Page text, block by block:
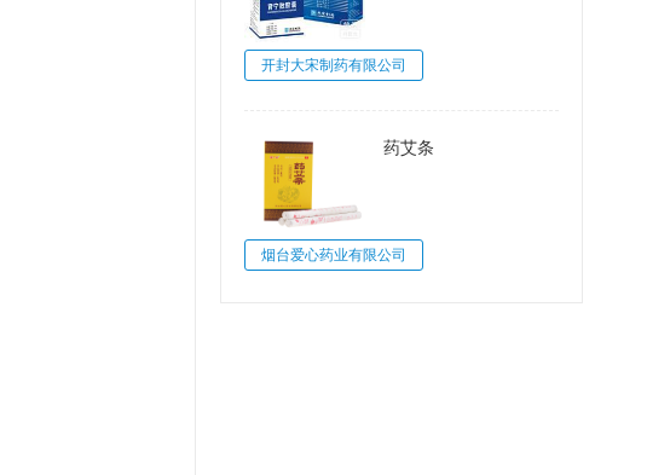
开封大宋制药有限公司
药艾条
烟台爱心药业有限公司